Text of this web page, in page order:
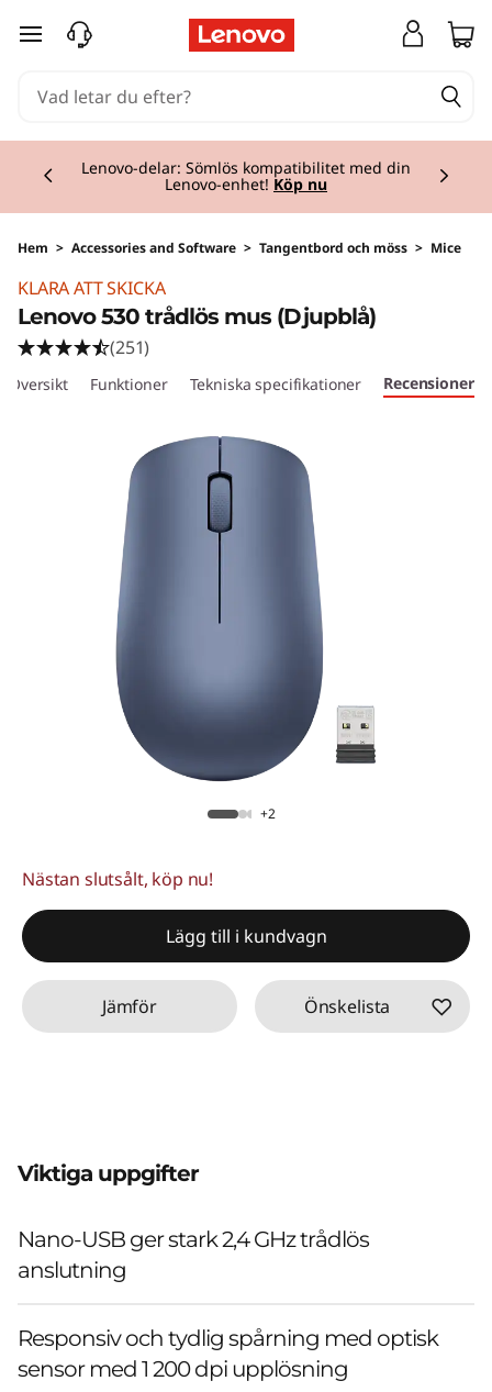
hoppa vidare till huvudinnehållet
Lenovo-delar: Sömlös kompatibilitet med din
Lenovo-enhet! Köp nu
Hem > Accessories and Software > Tangentbord och möss > Mice
KLARA ATT SKICKA
Lenovo 530 trådlös mus (Djupblå)
(251)
Översikt Funktioner Tekniska specifikationer Recensioner
+2
Nästan slutsålt, köp nu!
Lägg till i kundvagn
Jämför Önskelista
Viktiga uppgifter
Nano-USB ger stark 2,4 GHz trådlös
anslutning
Responsiv och tydlig spårning med optisk
sensor med 1 200 dpi upplösning